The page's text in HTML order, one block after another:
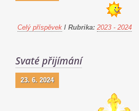
Celý příspěvek / Rubrika: 2023 - 2024
Svaté přijímání
23. 6. 2024